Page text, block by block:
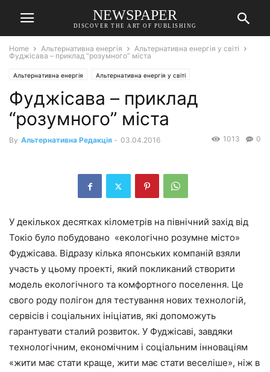
NEWSPAPER
DISCOVER THE ART OF PUBLISHING
Home Альтернативна енергія
Альтернативна енергія у світі
Фyджісава – приклад “розумного” міста
Альтернативна енергія Альтернативна енергія у світі
Фyджісава – приклад
“розумного” міста
By Альтернативна Редакція - 03.04.2016 0
1013
У декількох десятках кілометрів на північний захід від
Токіо було побудовано «екологічно розумне місто»
Фуджісава. Відразу кілька японських компаній взяли
участь у цьому проекті, який покликаний створити
модель екологічного та комфортного поселення. Це
свого роду полігон для тестування нових технологій,
сервісів і соціальних ініціатив, які допоможуть
гарантувати сталий розвиток. У Фуджісаві, завдяки
технологічним, економічним і соціальним інноваціям
«жити має стати краще, жити має стати веселіше», ніж в